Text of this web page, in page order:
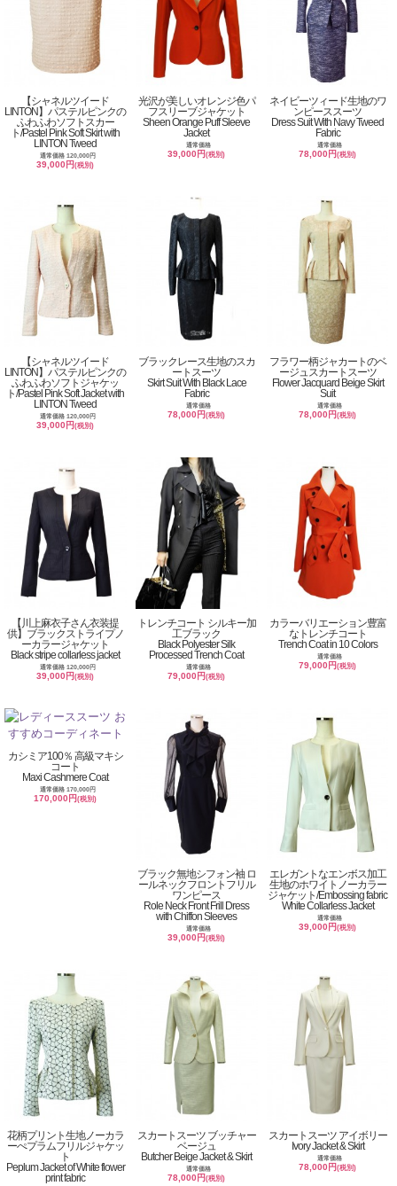
【シャネルツイード
LINTON】パステルピンクの
ふわふわソフトスカー
ト/Pastel Pink Soft Skirt with
LINTON Tweed
通常価格 120,000円
39,000円(税別)
光沢が美しいオレンジ色パ
フスリーブジャケット
Sheen Orange Puff Sleeve
Jacket
通常価格
39,000円(税別)
ネイビーツィード生地のワ
ンピーススーツ
Dress Suit With Navy Tweed
Fabric
通常価格
78,000円(税別)
【シャネルツイード
LINTON】パステルピンクの
ふわふわソフトジャケッ
ト/Pastel Pink Soft Jacket with
LINTON Tweed
通常価格 120,000円
39,000円(税別)
ブラックレース生地のスカ
ートスーツ
Skirt Suit With Black Lace
Fabric
通常価格
78,000円(税別)
フラワー柄ジャカートのベ
ージュスカートスーツ
Flower Jacquard Beige Skirt
Suit
通常価格
78,000円(税別)
【川上麻衣子さん衣装提
供】ブラックストライプノ
ーカラージャケット
Black stripe collarless jacket
通常価格 120,000円
39,000円(税別)
トレンチコート シルキー加
工ブラック
Black Polyester Silk
Processed Trench Coat
通常価格
79,000円(税別)
カラーバリエーション豊富
なトレンチコート
Trench Coat in 10 Colors
通常価格
79,000円(税別)
カシミア100％ 高級マキシ
コート
Maxi Cashmere Coat
通常価格 170,000円
170,000円(税別)
ブラック無地シフォン袖 ロ
ールネックフロントフリル
ワンピース
Role Neck Front Frill Dress
with Chiffon Sleeves
通常価格
39,000円(税別)
エレガントなエンボス加工
生地のホワイトノーカラー
ジャケット/Embossing fabric
White Collarless Jacket
通常価格
39,000円(税別)
花柄プリント生地ノーカラ
ーぺプラムフリルジャケッ
ト
Peplum Jacket of White flower
print fabric
スカートスーツ ブッチャー
ベージュ
Butcher Beige Jacket & Skirt
通常価格
78,000円(税別)
スカートスーツ アイボリー
Ivory Jacket & Skirt
通常価格
78,000円(税別)